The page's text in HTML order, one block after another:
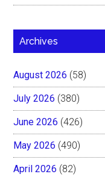
Archives
August 2026 (58)
July 2026 (380)
June 2026 (426)
May 2026 (490)
April 2026 (82)